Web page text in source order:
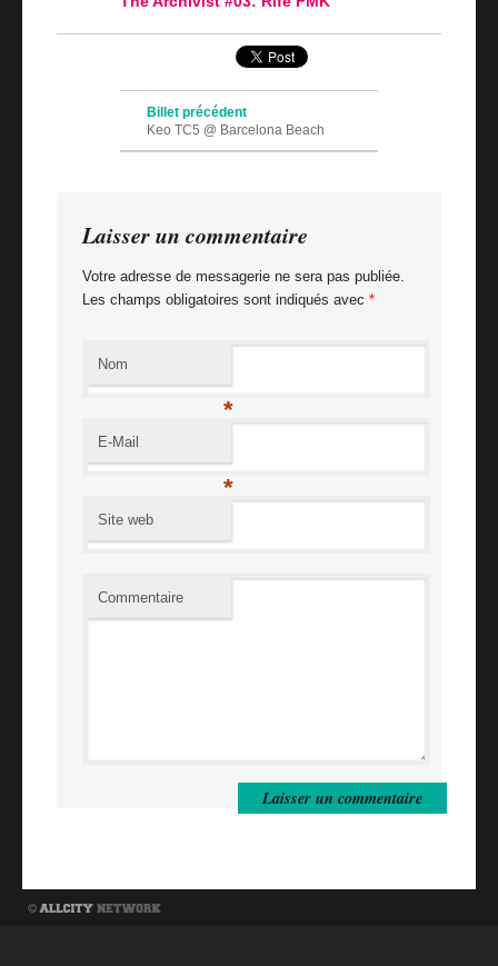
Billet précédent
Keo TC5 @ Barcelona Beach
Laisser un commentaire
Votre adresse de messagerie ne sera pas publiée.
Les champs obligatoires sont indiqués avec *
Nom
*
E-Mail
*
Site web
Commentaire